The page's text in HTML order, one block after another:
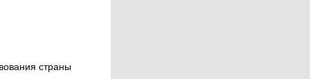
страны